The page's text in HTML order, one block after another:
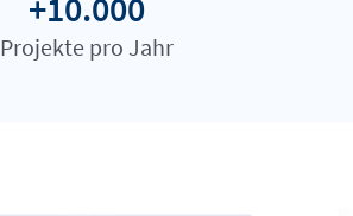
Projekte pro Jahr